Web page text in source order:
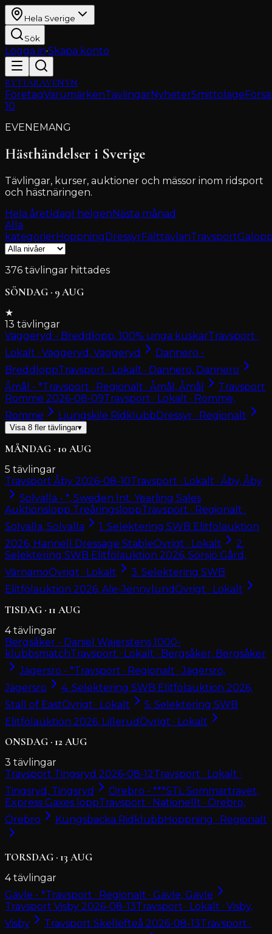
Hela Sverige
Sök
Logga in·Skapa konto
RYTTARAVENYN
FöretagVarumärkenTävlingarNyheterSmittoläge
10
EVENEMANG
Hästhändelser i Sverige
Tävlingar, kurser, auktioner och mässor inom ridsport
och hästnäringen.
Hela åretIdagI helgenNästa månad
Alla
kategorierHoppningDressyrFälttävlanTravsport
376 tävlingar hittades
SÖNDAG · 9AUG
★
13 tävlingar
Vaggeryd - Breddlopp, 100% unga kuskarTravsport ·
Lokalt · Vaggeryd, Vaggeryd
Dannero -
BreddloppTravsport · Lokalt · Dannero, Dannero
Åmål - *Travsport · Regionalt · Åmål, Åmål
Travsport
Romme 2026-08-09Travsport · Lokalt · Romme,
Romme
Ljungskile RidklubbDressyr · Regionalt
Visa 8 fler tävlingar▾
MÅNDAG · 10 AUG
5 tävlingar
Travsport Åby 2026-08-10Travsport · Lokalt · Åby, Åby
Solvalla - *, Sweden Int. Yearling Sales
Auktionslopp TreåringsloppTravsport · Regionalt ·
Solvalla, Solvalla
1. Selektering SWB Elitfölauktion
2026, Hannell Dressage StableÖvrigt · Lokalt
2.
Selektering SWB Elitfölauktion 2026, Sörsjö Gård,
VärnamoÖvrigt · Lokalt
3. Selektering SWB
Elitfölauktion 2026, Ale-JennylundÖvrigt · Lokalt
TISDAG · 11 AUG
4 tävlingar
Bergsåker - Daniel Wäjerstens 1000-
klubbsmatchTravsport · Lokalt · Bergsåker, Bergsåker
Jägersro - *Travsport · Regionalt · Jägersro,
Jägersro
4. Selektering SWB Elitfölauktion 2026,
Stall of EastÖvrigt · Lokalt
5. Selektering SWB
Elitfölauktion 2026, LillerudÖvrigt · Lokalt
ONSDAG · 12AUG
3 tävlingar
Travsport Tingsryd 2026-08-12Travsport · Lokalt ·
Tingsryd, Tingsryd
Örebro - ***STL Sommartravet,
Express Gaxes loppTravsport · Nationellt · Örebro,
Örebro
Kungsbacka Ridklubb Hoppning · Regionalt
TORSDAG · 13 AUG
4 tävlingar
Gävle - *Travsport · Regionalt · Gävle, Gävle
Travsport Visby 2026-08-13Travsport · Lokalt · Visby,
Visby
Travsport Skellefteå 2026-08-13Travsport ·